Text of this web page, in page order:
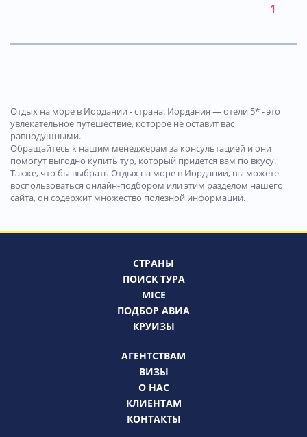
1
Отдых на море в Иордании - страна: Иордания — отели 5* - это
увлекательное путешествие, которое не оставит вас
равнодушными.
Обращайтесь к нашим менеджерам за консультацией и они
помогут выгодно купить тур, который придется вам по вкусу.
Также, что бы выбрать Отдых на море в Иордании, вы можете
воспользоваться онлайн-подбором или этим разделом нашего
сайта, он содержит множество полезной информации.
СТРАНЫ
ПОИСК ТУРА
MICE
ПОДБОР АВИА
КРУИЗЫ
АГЕНТСТВАМ
ВИЗЫ
О НАС
КЛИЕНТАМ
КОНТАКТЫ